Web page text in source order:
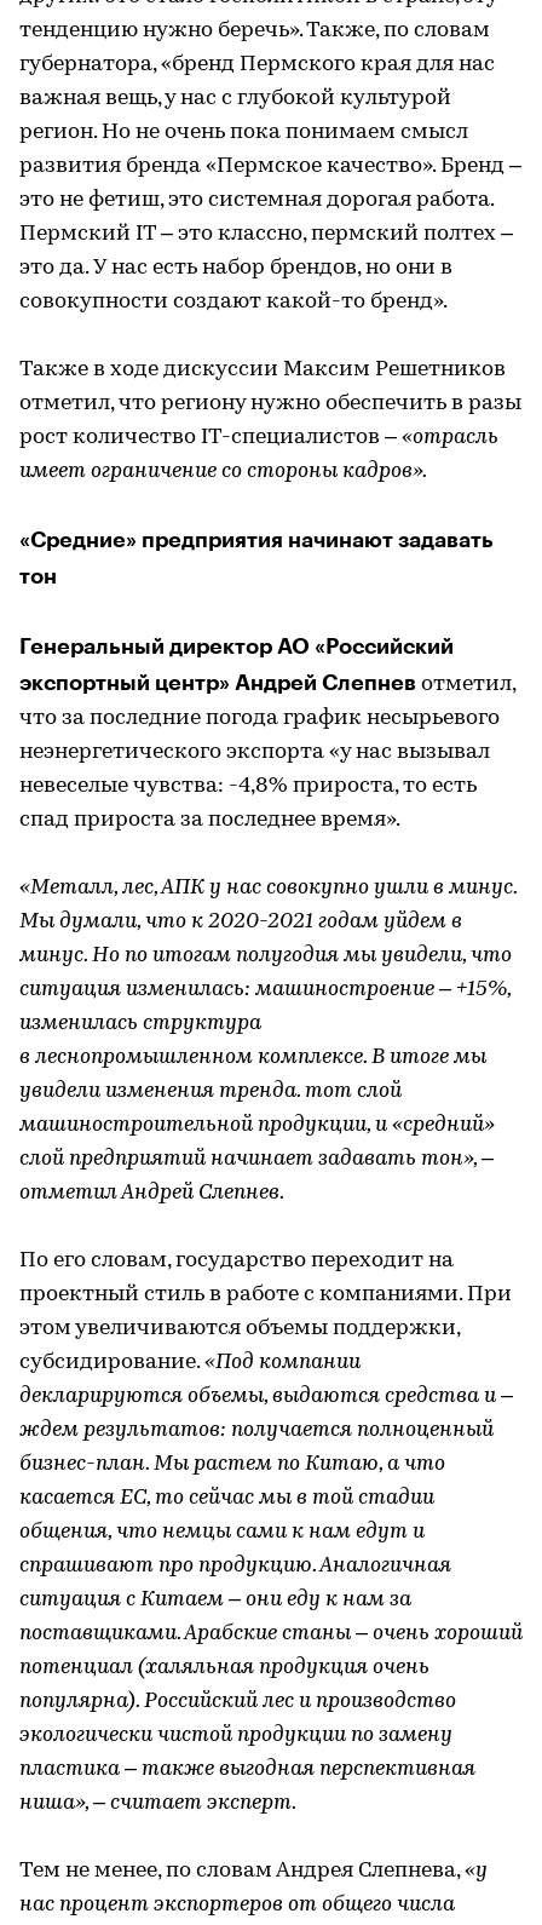
тенденцию нужно беречь». Также, по словам
губернатора, «бренд Пермского края для нас
важная вещь, у нас с глубокой культурой
регион. Но не очень пока понимаем смысл
развития бренда «Пермское качество». Бренд –
это не фетиш, это системная дорогая работа.
Пермский IT – это классно, пермский полтех –
это да. У нас есть набор брендов, но они в
совокупности создают какой-то бренд».
Также в ходе дискуссии Максим Решетников
отметил, что региону нужно обеспечить в разы
рост количество IT-специалистов – «отрасль
имеет ограничение со стороны кадров».
«Средние» предприятия начинают задавать
тон
Генеральный директор АО «Российский
экспортный центр» Андрей Слепнев отметил,
что за последние погода график несырьевого
неэнергетического экспорта «у нас вызывал
невеселые чувства: -4,8% прироста, то есть
спад прироста за последнее время».
«Металл, лес, АПК у нас совокупно ушли в минус.
Мы думали, что к 2020-2021 годам уйдем в
минус. Но по итогам полугодия мы увидели, что
ситуация изменилась: машиностроение – +15%,
изменилась структура
в леснопромышленном комплексе. В итоге мы
увидели изменения тренда. тот слой
машиностроительной продукции, и «средний»
слой предприятий начинает задавать тон», –
отметил Андрей Слепнев.
По его словам, государство переходит на
проектный стиль в работе с компаниями. При
этом увеличиваются объемы поддержки,
субсидирование.«Под компании
декларируются объемы, выдаются средства и –
ждем результатов: получается полноценный
бизнес-план. Мы растем по Китаю, а что
касается ЕС, то сейчас мы в той стадии
общения, что немцы сами к нам едут и
спрашивают про продукцию. Аналогичная
ситуация с Китаем – они еду к нам за
поставщиками. Арабские станы – очень хороший
потенциал (халяльная продукция очень
популярна). Российский лес и производство
экологически чистой продукции по замену
пластика – также выгодная перспективная
ниша», – считает эксперт.
Тем не менее, по словам Андрея Слепнева,«у
нас процент экспортеров от общего числа